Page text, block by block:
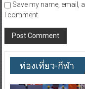
Save my name, email,
I comment.
ท่องเที่ยว-กีฬา